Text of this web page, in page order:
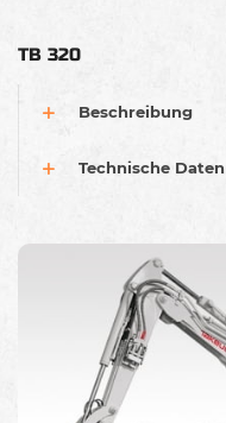
TB 320
Beschreibung
Technische Daten